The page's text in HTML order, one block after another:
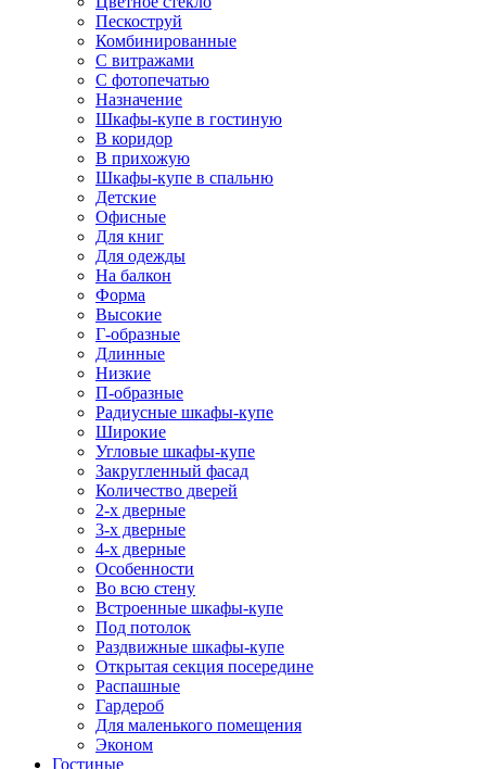
Пескоструй
Комбинированные
С витражами
С фотопечатью
Назначение
Шкафы-купе в гостиную
В коридор
В прихожую
Шкафы-купе в спальню
Детские
Офисные
Для книг
Для одежды
На балкон
Форма
Высокие
Г-образные
Длинные
Низкие
П-образные
Радиусные шкафы-купе
Широкие
Угловые шкафы-купе
Закругленный фасад
Количество дверей
2-х дверные
3-х дверные
4-х дверные
Особенности
Во всю стену
Встроенные шкафы-купе
Под потолок
Раздвижные шкафы-купе
Открытая секция посередине
Распашные
Гардероб
Для маленького помещения
Эконом
Гостиные